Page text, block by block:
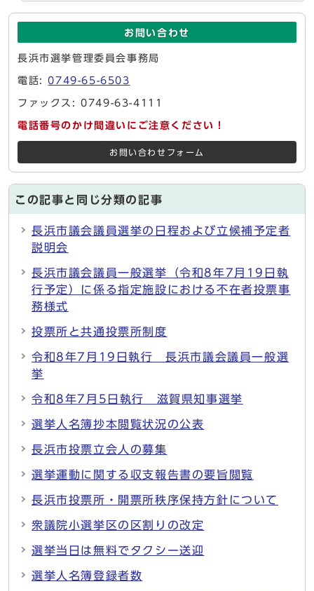
お問い合わせ
長浜市選挙管理委員会事務局
電話:0749-65-6503
ファックス: 0749-63-4111
電話番号のかけ間違いにご注意ください！
お問い合わせフォーム
この記事と同じ分類の記事
長浜市議会議員選挙の日程および立候補予定者
説明会
長浜市議会議員一般選挙（令和8年7月19日執
行予定）に係る指定施設における不在者投票事
務様式
投票所と共通投票所制度
令和8年7月19日執行 長浜市議会議員一般選
挙
令和8年7月5日執行 滋賀県知事選挙
選挙人名簿抄本閲覧状況の公表
長浜市投票立会人の募集
選挙運動に関する収支報告書の要旨閲覧
長浜市投票所・開票所秩序保持方針について
衆議院小選挙区の区割りの改定
選挙当日は無料でタクシー送迎
選挙人名簿登録者数